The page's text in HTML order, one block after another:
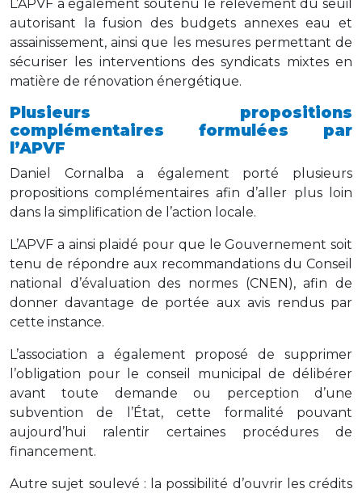
L’APVF a également soutenu le relèvement du seuil
autorisant la fusion des budgets annexes eau et
assainissement, ainsi que les mesures permettant de
sécuriser les interventions des syndicats mixtes en
matière de rénovation énergétique.
Plusieurs propositions
complémentaires formulées par
l’APVF
Daniel Cornalba a également porté plusieurs
propositions complémentaires afin d’aller plus loin
dans la simplification de l’action locale.
L’APVF a ainsi plaidé pour que le Gouvernement soit
tenu de répondre aux recommandations du Conseil
national d’évaluation des normes (CNEN), afin de
donner davantage de portée aux avis rendus par
cette instance.
L’association a également proposé de supprimer
l’obligation pour le conseil municipal de délibérer
avant toute demande ou perception d’une
subvention de l’État, cette formalité pouvant
aujourd’hui ralentir certaines procédures de
financement.
Autre sujet soulevé : la possibilité d’ouvrir les crédits